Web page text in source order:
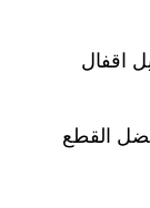
اقفال
القطع